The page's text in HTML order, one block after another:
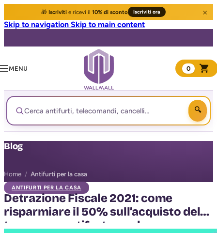
🎁 Iscrivitie ricevi il 10% di sconto Iscriviti ora ×
Skip to navigation Skip to main content
MENU 0
Blog
Home / Antifurti per la casa
ANTIFURTI PER LA CASA
Detrazione Fiscale 2021: come
risparmiare il 50% sull’acquisto del
tuo nuovo antifurto per la casa.